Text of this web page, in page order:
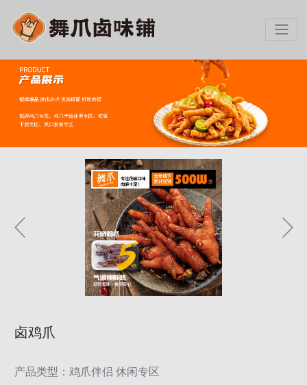
卤鸡爪
产品类型：鸡爪伴侣 休闲专区